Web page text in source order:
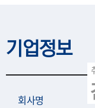
기업정보
회사명